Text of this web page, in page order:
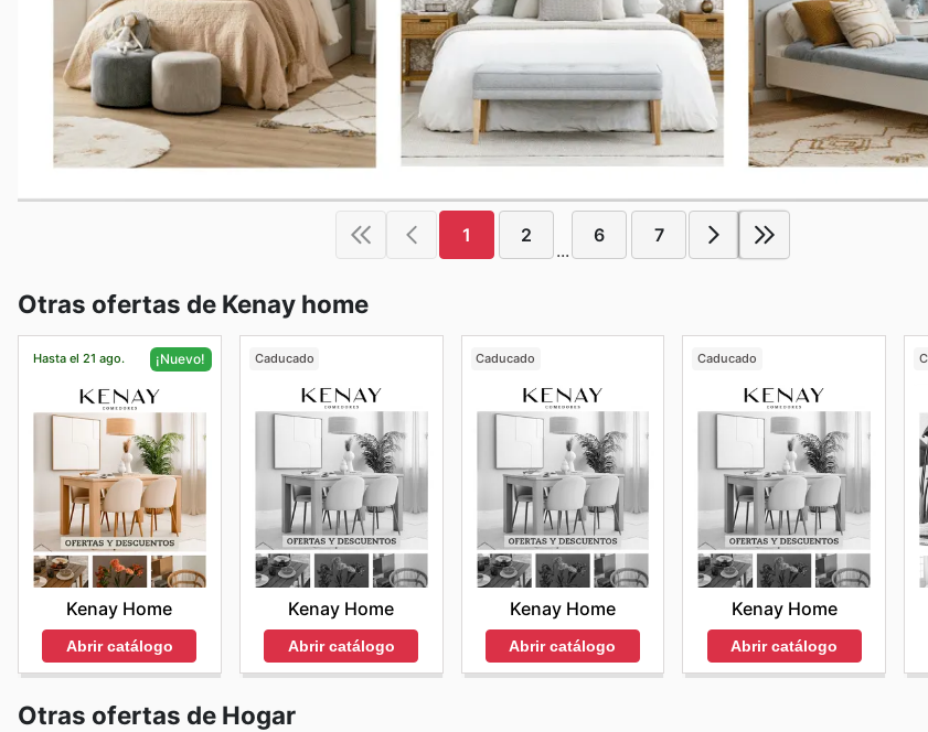
1 2
...
6 7
Otras ofertas de Kenay home
Hasta el 21 ago. ¡Nuevo!
Kenay Home
Abrir catálogo
Caducado
Kenay Home
Abrir catálogo
Caducado
Kenay Home
Abrir catálogo
Caducado
Kenay Home
Abrir catálogo
Otras ofertas de Hogar